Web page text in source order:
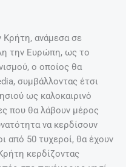
Κρήτη, ανάμεσα σε
την Ευρώπη, ως το
ο οποίος θα
συμβάλλοντας έτσι
ως καλοκαιρινό
που θα λάβουν μέρος
να κερδίσουν
από 50 τυχεροί, θα έχουν
κερδίζοντας